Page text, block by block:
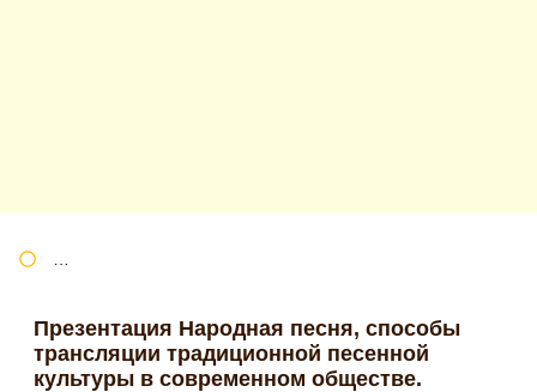
Презентация Народная песня, способы
трансляции традиционной песенной
культуры в современном обществе.